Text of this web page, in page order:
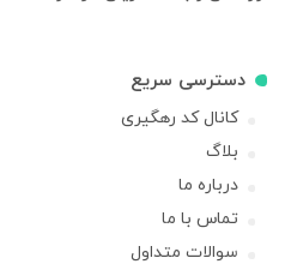
دسترسی سریع
کانال کد رهگیری
بلاگ
درباره ما
تماس با ما
سوالات متداول